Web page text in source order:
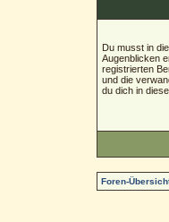
Du musst in
Augenblicken
registrierten
und die
du dich in
Foren-